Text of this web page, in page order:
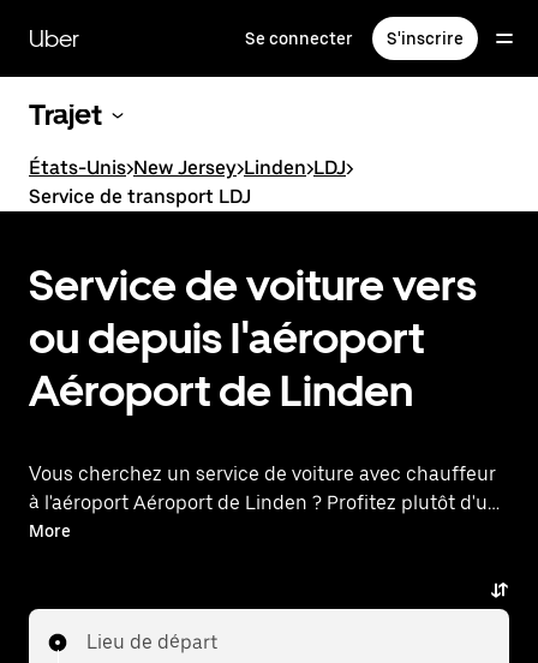
contenu
principal
Uber Se connecter S'inscrire
Trajet
États-Unis>New Jersey>Linden>LDJ>
Service de transport LDJ
Service de voiture vers
ou depuis l'aéroport
Aéroport de Linden
Vous cherchez un service de voiture avec chauffeur
à l'aéroport Aéroport de Linden ? Profitez plutôt d'un
trajet premium avec Uber Premier. Uber propose une
exceptionnel. Que vous vous rendiez en ville ou que
vous preniez un vol dans un autre aéroport,
More
Lieu de départ